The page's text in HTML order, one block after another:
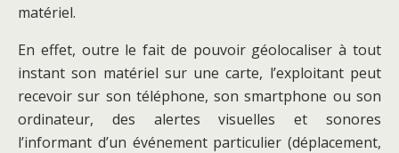
matériel.
En effet, outre le fait de pouvoir géolocaliser à tout
instant son matériel sur une carte, l’exploitant peut
recevoir sur son téléphone, son smartphone ou son
ordinateur, des alertes visuelles et sonores
l’informant d’un événement particulier (déplacement,